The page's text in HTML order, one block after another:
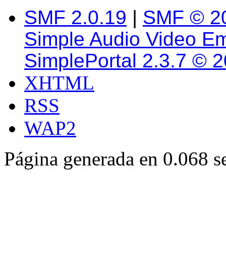
SMF 2.0.19 | SMF ©
Simple Audio Video
SimplePortal 2.3.7 ©
XHTML
RSS
WAP2
Página generada en 0.068